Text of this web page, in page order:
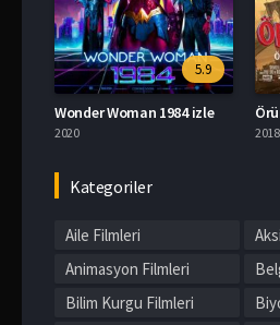
5.9
Wonder Woman 1984 izle
2020 2018
Kategoriler
Aile Filmleri
Animasyon Filmleri
Bilim Kurgu Filmleri